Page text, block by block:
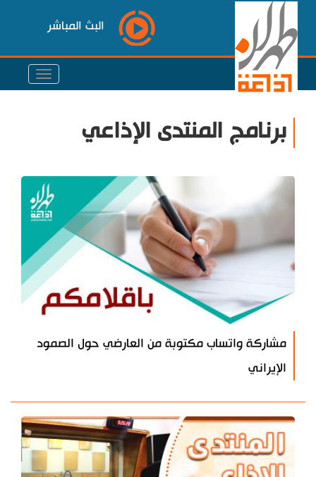
البث المباشر
برنامج المنتدى الإذاعي
مشاركة واتساب مكتوبة من العارضي حول الصمود
الإيراني